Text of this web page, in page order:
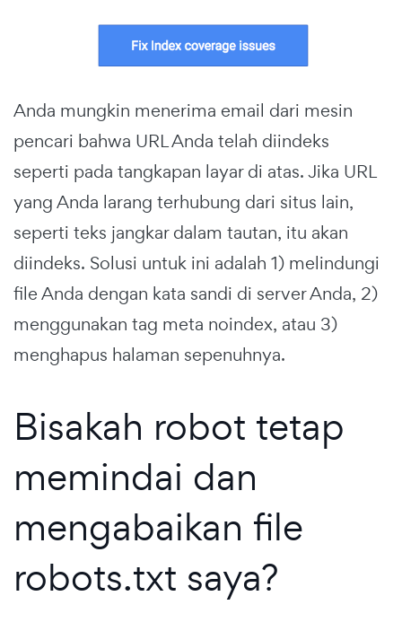
Anda mungkin menerima email dari mesin
pencari bahwa URL Anda telah diindeks
seperti pada tangkapan layar di atas. Jika URL
yang Anda larang terhubung dari situs lain,
seperti teks jangkar dalam tautan, itu akan
diindeks. Solusi untuk ini adalah 1) melindungi
file Anda dengan kata sandi di server Anda, 2)
menggunakan tag meta noindex, atau 3)
menghapus halaman sepenuhnya.
Bisakah robot tetap
memindai dan
mengabaikan file
robots.txt saya?